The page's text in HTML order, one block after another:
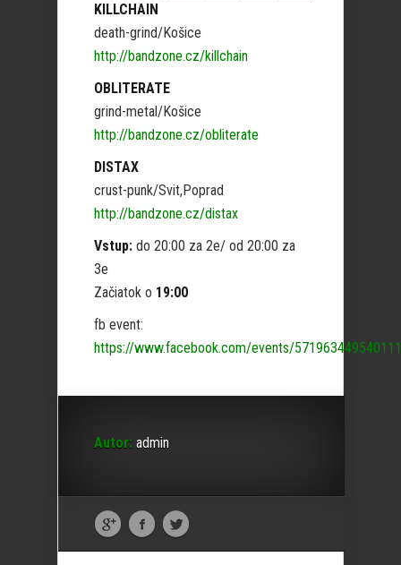
KILLCHAIN
death-grind/Košice
http://bandzone.cz/killchain
OBLITERATE
grind-metal/Košice
http://bandzone.cz/obliterate
DISTAX
crust-punk/Svit,Poprad
http://bandzone.cz/distax
Vstup: do 20:00 za 2e/ od 20:00 za
3e
Začiatok o 19:00
fb event:
https://www.facebook.com/events/
Autor: admin